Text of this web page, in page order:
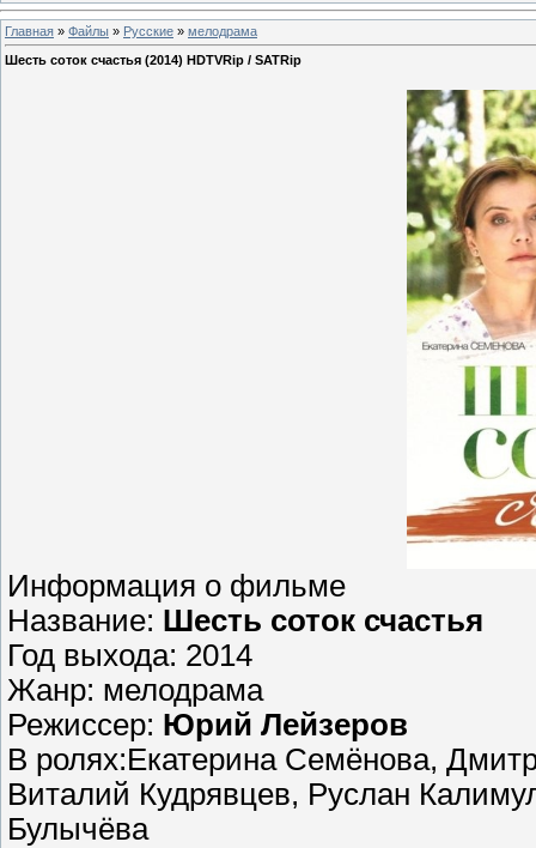
Главная » Файлы » Русские » мелодрама
Шесть соток счастья (2014) HDTVRip / SATRip
Информация о фильме
Название: Шесть соток счастья
Год выхода: 2014
Жанр: мелодрама
Режиссер: Юрий Лейзеров
В ролях:Екатерина Семёнова,
Виталий Кудрявцев, Руслан
Булычёва